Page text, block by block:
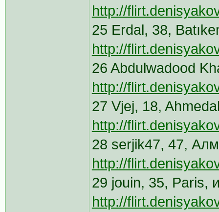
http://
25 Erdal, 38,
http://
http://
27 Vjej, 18,
http://
28 serjik47, 47,
http://
29 jouin, 35, Paris,
http://